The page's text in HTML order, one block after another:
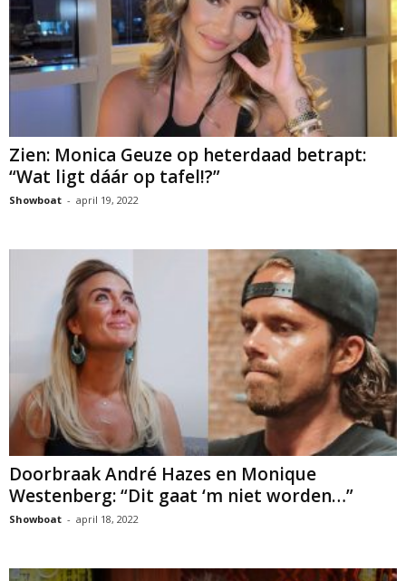
Zien: Monica Geuze op heterdaad betrapt:
“Wat ligt dáár op tafel!?”
Showboat - april 19, 2022
Doorbraak André Hazes en Monique
Westenberg: “Dit gaat ‘m niet worden…”
Showboat - april 18, 2022